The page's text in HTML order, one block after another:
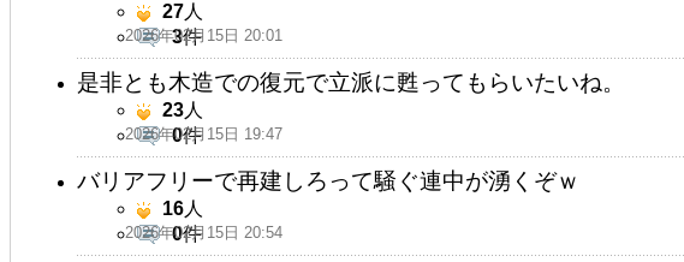
2026年02月15日 20:01
27人
3件
是非とも木造での復元で立派に甦ってもらいたいね。
2026年02月15日 19:47
23人
0件
バリアフリーで再建しろって騒ぐ連中が湧くぞｗ
2026年02月15日 20:54
16人
0件